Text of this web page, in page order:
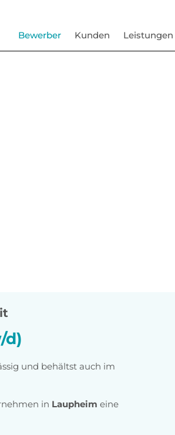
Bewerber Kunden Leistungen
d)
und behältst auch im
in Laupheim eine